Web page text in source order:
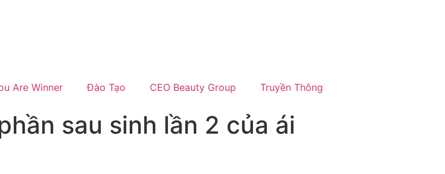
Are Winner Đào Tạo CEO Beauty Group Truyền Thông
sau sinh lần 2 của ái